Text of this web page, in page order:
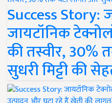
Success Story:
जायटॉनिक
की तस्वीर,
सुधरी मिट्टी की